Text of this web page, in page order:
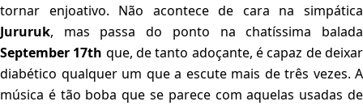
tornar enjoativo. Não acontece de cara na simpática
Jururuk, mas passa do ponto na chatíssima balada
September 17th que, de tanto adoçante, é capaz de deixar
diabético qualquer um que a escute mais de três vezes. A
música é tão boba que se parece com aquelas usadas de